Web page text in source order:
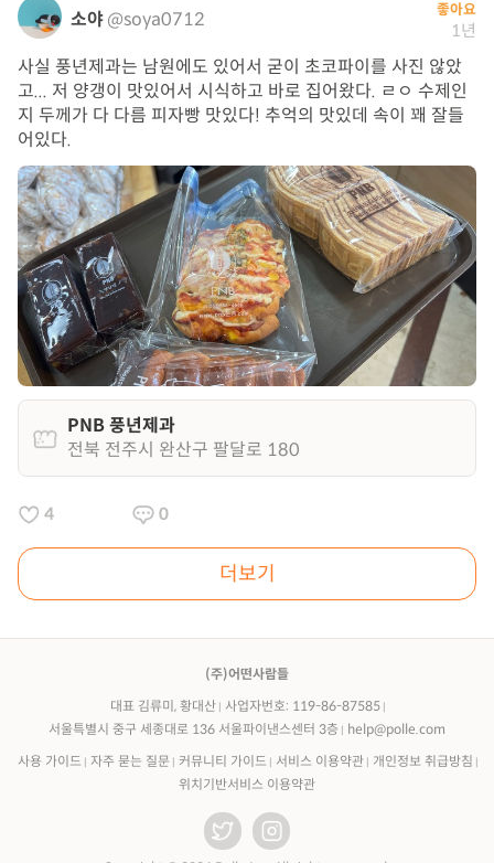
소야@soya0712 좋아요
1년
사실 풍년제과는 남원에도 있어서 굳이 초코파이를 사진 않았
고... 저 양갱이 맛있어서 시식하고 바로 집어왔다. ㄹㅇ 수제인
지 두께가 다 다름 피자빵 맛있다! 추억의 맛있데 속이 꽤 잘들
어있다.
PNB 풍년제과
전북 전주시 완산구 팔달로 180
4 0
더보기
(주)어떤사람들
대표 김류미, 황대산
사업자번호: 119-86-87585
서울특별시 중구 세종대로 136 서울파이낸스센터 3층
help@polle.com
사용 가이드 자주 묻는 질문 커뮤니티 가이드 서비스 이용약관
개인정보 취급방침
위치기반서비스 이용약관